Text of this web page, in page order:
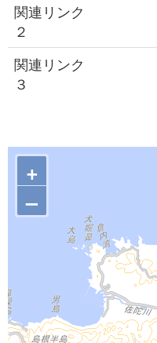
関連リンク
２
関連リンク
３
+
–